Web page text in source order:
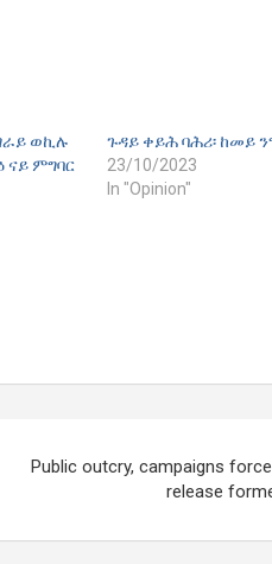
ወኪሉ
ምግባር
ጉዳይ ቀይሕ ባሕሪ፡ ከመይ
23/10/2023
In "Opinion"
Public outcry, campaigns
release